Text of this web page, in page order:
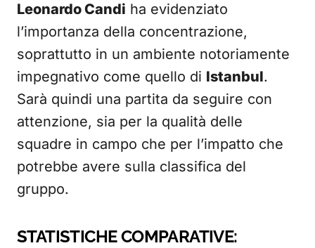
Leonardo Candi ha evidenziato
l’importanza della concentrazione,
soprattutto in un ambiente notoriamente
impegnativo come quello di Istanbul.
Sarà quindi una partita da seguire con
attenzione, sia per la qualità delle
squadre in campo che per l’impatto che
potrebbe avere sulla classifica del
gruppo.
STATISTICHE COMPARATIVE: